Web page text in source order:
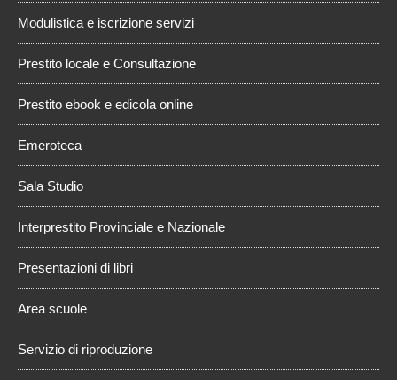
Modulistica e iscrizione servizi
Prestito locale e Consultazione
Prestito ebook e edicola online
Emeroteca
Sala Studio
Interprestito Provinciale e Nazionale
Presentazioni di libri
Area scuole
Servizio di riproduzione